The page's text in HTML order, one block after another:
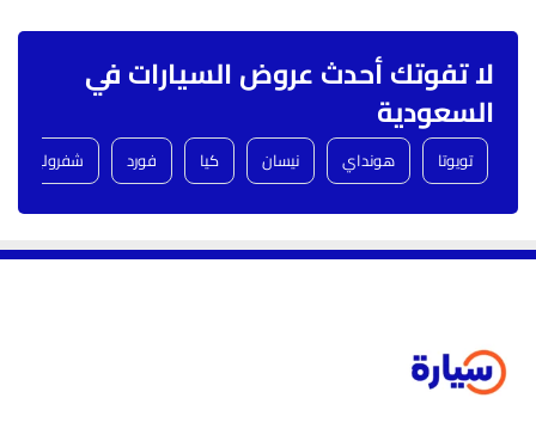
لا تفوتك أحدث عروض السيارات في
السعودية
تويوتا هونداي نيسان كيا فورد شفروليه